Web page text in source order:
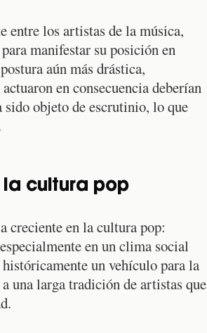
entre los artistas de la música,
manifestar su posición en
aún más drástica,
en consecuencia deberían
objeto de escrutinio, lo que
cultura pop
creciente en la cultura pop:
en un clima social
un vehículo para la
una larga tradición de artistas que